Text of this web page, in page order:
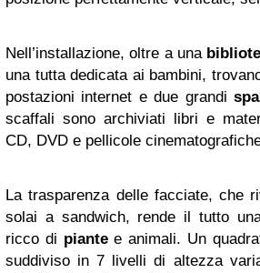
Nell’installazione, oltre a una
una tutta dedicata ai bambini,
postazioni internet e due grandi
scaffali sono archiviati libri e
CD, DVD e pellicole
La trasparenza delle facciate, che
solai a sandwich, rende il tutto
ricco di piantee animali. Un
suddiviso in 7 livelli di altezza